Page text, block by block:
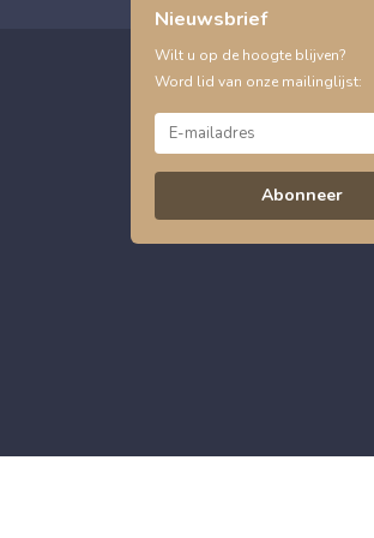
Nieuwsbrief
Wilt u op de hoogte blijven?
Word lid van onze mailinglijst:
Abonneer